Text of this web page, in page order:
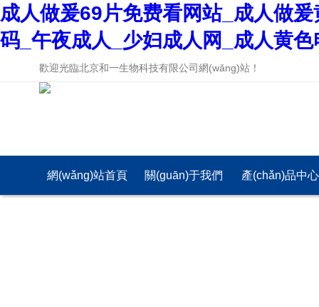
成人做爰69片免费看网站_成人做
码_午夜成人_少妇成人网_成人黄
歡迎光臨北京和一生物科技有限公司網(wǎng)站！
網(wǎng)站首頁 關(guān)于我們 產(chǎn)品中心